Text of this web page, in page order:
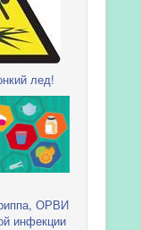
лед!
ОРВИ
инфекции